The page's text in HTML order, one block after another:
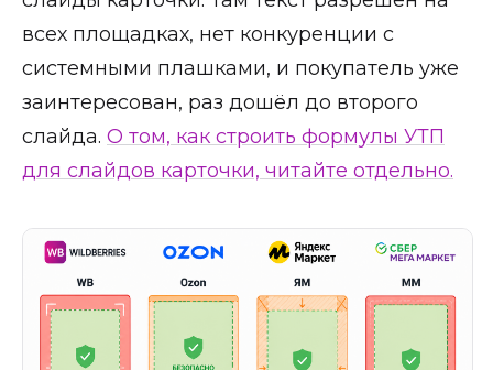
всех площадках, нет конкуренции с
системными плашками, и покупатель уже
заинтересован, раз дошёл до второго
слайда. О том, как строить формулы УТП
для слайдов карточки, читайте отдельно.